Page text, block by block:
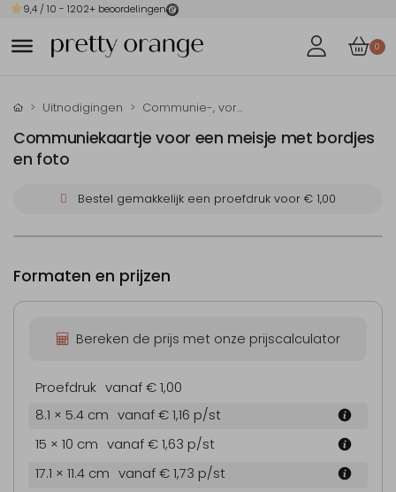
9,4 / 10 - 1202+ beoordelingen
0
Uitnodigingen Communie-, vormsel- en doop-uitnodigingen
Communiekaartje voor een meisje met bordjes
en foto
Bestel gemakkelijk een proefdruk voor € 1,00
Formaten en prijzen
Bereken de prijs met onze prijscalculator
Proefdruk vanaf € 1,00
8.1 × 5.4 cm vanaf € 1,16 p/st
15 × 10 cm vanaf € 1,63 p/st
17.1 × 11.4 cm vanaf € 1,73 p/st